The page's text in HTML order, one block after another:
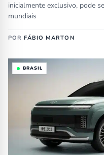
inicialmente exclusivo, pode
mundiais
PORFÁBIO MARTON
BRASIL